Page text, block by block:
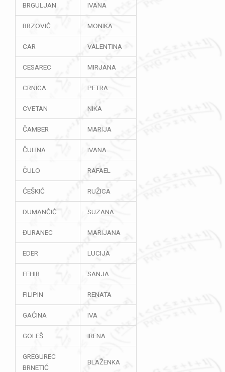
BRGULJAN IVANA
BRZOVIĆ MONIKA
CAR VALENTINA
CESAREC MIRJANA
CRNICA PETRA
CVETAN NIKA
ČAMBER MARIJA
ČULINA IVANA
ČULO RAFAEL
ĆEŠKIĆ RUŽICA
DUMANČIĆ SUZANA
ĐURANEC MARIJANA
EDER LUCIJA
FEHIR SANJA
FILIPIN RENATA
GAĆINA IVA
GOLEŠ IRENA
GREGUREC
BRNETIĆ
BLAŽENKA